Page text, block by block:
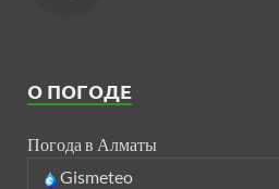
О ПОГОДЕ
Погода в Алматы
Gismeteo